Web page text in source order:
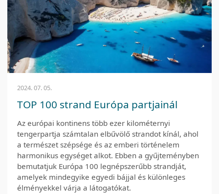
2024. 07. 05.
TOP 100 strand Európa partjainál
Az európai kontinens több ezer kilométernyi
tengerpartja számtalan elbűvölő strandot kínál, ahol
a természet szépsége és az emberi történelem
harmonikus egységet alkot. Ebben a gyűjteményben
bemutatjuk Európa 100 legnépszerűbb strandját,
amelyek mindegyike egyedi bájjal és különleges
élményekkel várja a látogatókat.